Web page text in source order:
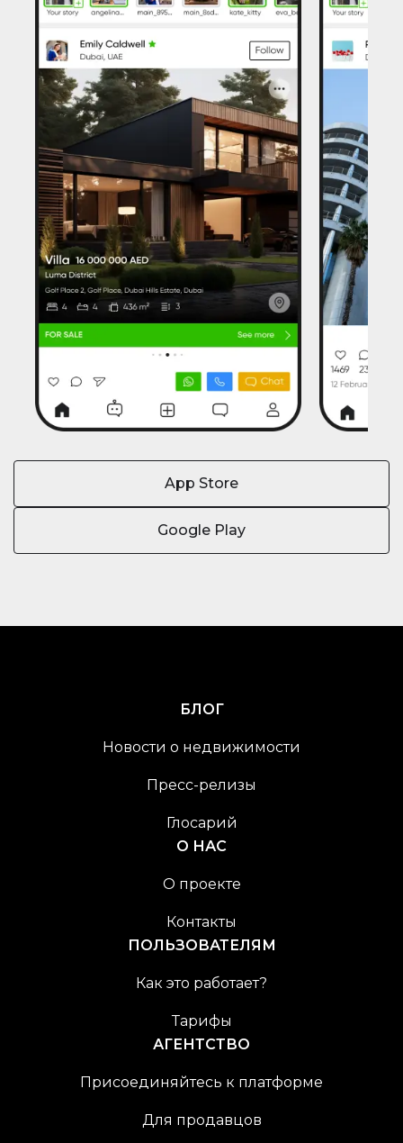
App Store
Google Play
БЛОГ
Новости о недвижимости
Пресс-релизы
Глосарий
О НАС
О проекте
Контакты
ПОЛЬЗОВАТЕЛЯМ
Как это работает?
Тарифы
АГЕНТСТВО
Присоединяйтесь к платформе
Для продавцов